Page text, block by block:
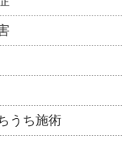
うち施術